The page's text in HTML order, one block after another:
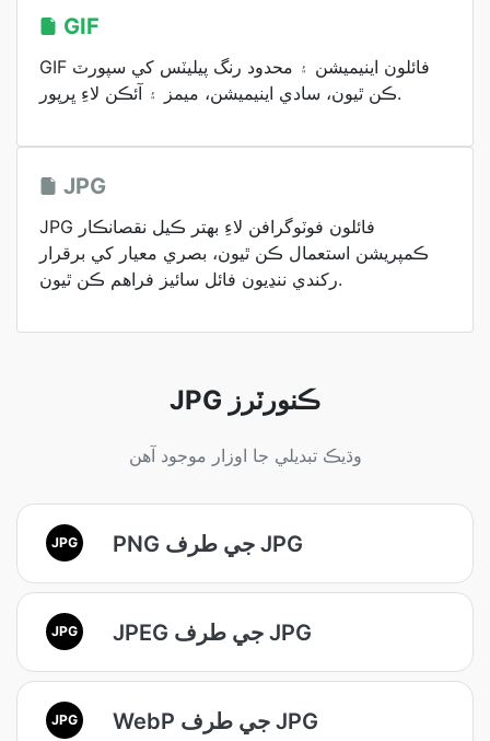
GIF
GIF فائلون اينيميشن ۽ محدود رنگ پيليٽس کي سپورٽ
ڪن ٿيون، سادي اينيميشن، ميمز ۽ آئڪن لاءِ ڀرپور.
JPG
JPG فائلون فوٽوگرافن لاءِ بهتر ڪيل نقصانڪار
ڪمپريشن استعمال ڪن ٿيون، بصري معيار کي برقرار
رکندي ننڍيون فائل سائيز فراهم ڪن ٿيون.
JPG ڪنورٽرز
وڌيڪ تبديلي جا اوزار موجود آهن
JPG PNG جي طرف JPG
JPG JPEG جي طرف JPG
JPG WebP جي طرف JPG